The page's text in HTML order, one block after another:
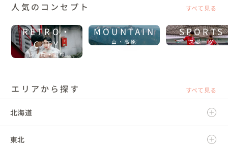
人気のコンセプト すべて見る
RETRO・
CITY
レトロ・街中
MOUNTAIN
山・高原
SPORTS
スポーツ
エリアから探す すべて見る
北海道
北海道
東北